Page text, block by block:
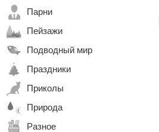
Парни
Пейзажи
Подводный мир
Праздники
Приколы
Природа
Разное